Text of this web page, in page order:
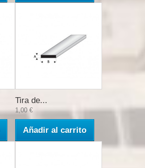
Tira de...
1,00 €
Añadir al carrito